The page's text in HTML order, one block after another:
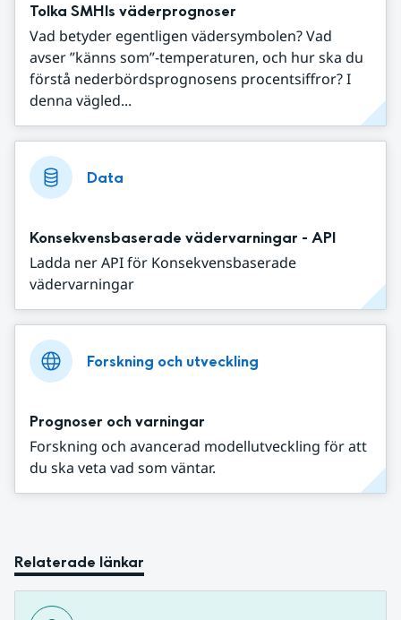
Tolka SMHIs väderprognoser
Vad betyder egentligen vädersymbolen? Vad
avser ”känns som”-temperaturen, och hur ska du
förstå nederbördsprognosens procentsiffror? I
denna vägled...
Data
Konsekvensbaserade vädervarningar - API
Ladda ner API för Konsekvensbaserade
vädervarningar
Forskning och utveckling
Prognoser och varningar
Forskning och avancerad modellutveckling för att
du ska veta vad som väntar.
Relaterade länkar